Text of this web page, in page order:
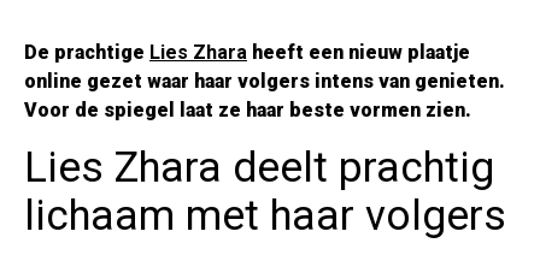
De prachtige Lies Zhara heeft een nieuw plaatje
online gezet waar haar volgers intens van genieten.
Voor de spiegel laat ze haar beste vormen zien.
Lies Zhara deelt prachtig
lichaam met haar volgers